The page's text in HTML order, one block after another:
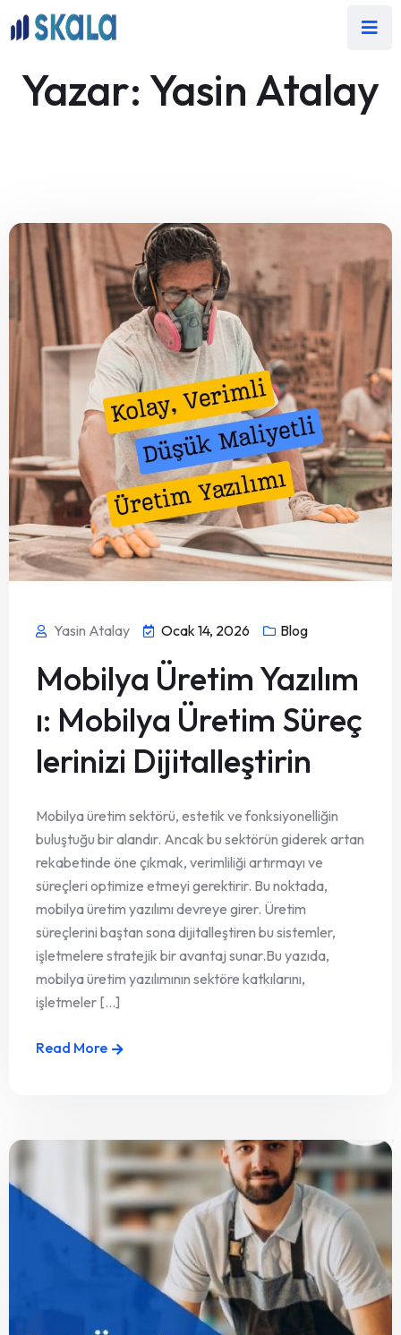
Yazar: Yasin Atalay
Yasin Atalay Ocak 14, 2026 Blog
Mobilya Üretim Yazılım
ı: Mobilya Üretim Süreç
lerinizi Dijitalleştirin
Mobilya üretim sektörü, estetik ve fonksiyonelliğin
buluştuğu bir alandır. Ancak bu sektörün giderek artan
rekabetinde öne çıkmak, verimliliği artırmayı ve
süreçleri optimize etmeyi gerektirir. Bu noktada,
mobilya üretim yazılımı devreye girer. Üretim
süreçlerini baştan sona dijitalleştiren bu sistemler,
işletmelere stratejik bir avantaj sunar.Bu yazıda,
mobilya üretim yazılımının sektöre katkılarını,
işletmeler [...]
Read More